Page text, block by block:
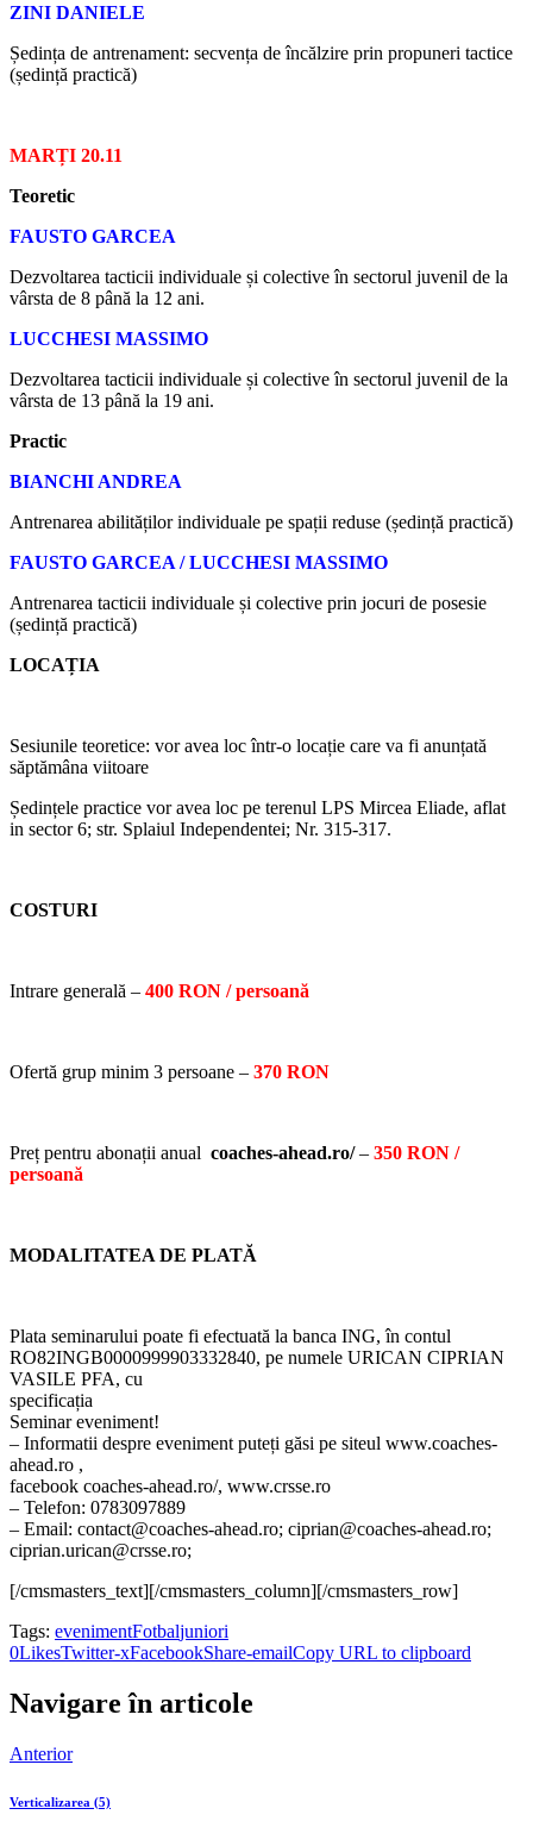
ZINI DANIELE
Ședința de antrenament: secvența de încălzire prin propuneri tactice
(ședință practică)
MARȚI 20.11
Teoretic
FAUSTO GARCEA
Dezvoltarea tacticii individuale și colective în sectorul juvenil de la
vârsta de 8 până la 12 ani.
LUCCHESI MASSIMO
Dezvoltarea tacticii individuale și colective în sectorul juvenil de la
vârsta de 13 până la 19 ani.
Practic
BIANCHI ANDREA
Antrenarea abilităților individuale pe spații reduse (ședință practică)
FAUSTO GARCEA / LUCCHESI MASSIMO
Antrenarea tacticii individuale și colective prin jocuri de posesie
(ședință practică)
LOCAȚIA
Sesiunile teoretice: vor avea loc într-o locație care va fi anunțată
săptămâna viitoare
Ședințele practice vor avea loc pe terenul LPS Mircea Eliade, aflat
in sector 6; str. Splaiul Independentei; Nr. 315-317.
COSTURI
Intrare generală – 400 RON / persoană
Ofertă grup minim 3 persoane – 370 RON
Preț pentru abonații anual coaches-ahead.ro/– 350 RON /
persoană
MODALITATEA DE PLATĂ
Plata seminarului poate fi efectuată la banca ING, în contul
RO82INGB0000999903332840, pe numele URICAN CIPRIAN
VASILE PFA, cu
specificația
Seminar eveniment!
– Informatii despre eveniment puteți găsi pe siteul www.coaches-
ahead.ro ,
facebook coaches-ahead.ro/, www.crsse.ro
– Telefon: 0783097889
– Email: contact@coaches-ahead.ro; ciprian@coaches-ahead.ro;
ciprian.urican@crsse.ro;
[/cmsmasters_text][/cmsmasters_column][/cmsmasters_row]
Tags: evenimentFotbaljuniori
0LikesTwitter-xFacebookShare-emailCopy URL to clipboard
Navigare în articole
Anterior
Verticalizarea (5)